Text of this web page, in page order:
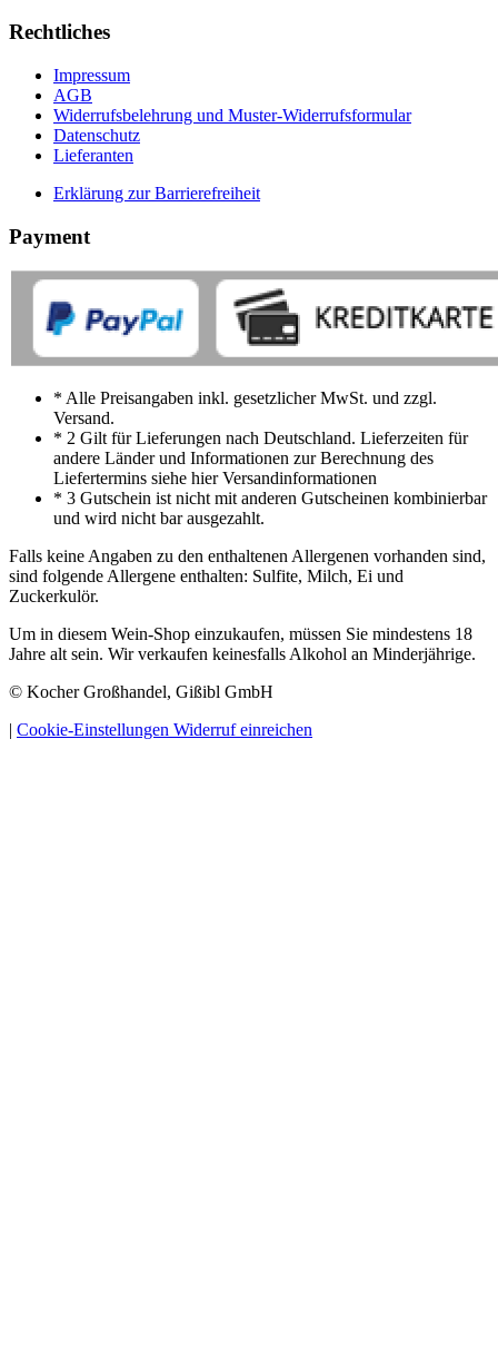
Rechtliches
Impressum
AGB
Widerrufsbelehrung und Muster-Widerrufsformular
Datenschutz
Lieferanten
Erklärung zur Barrierefreiheit
Payment
* Alle Preisangaben inkl. gesetzlicher MwSt. und zzgl.
Versand.
* 2 Gilt für Lieferungen nach Deutschland. Lieferzeiten für
andere Länder und Informationen zur Berechnung des
Liefertermins siehe hier Versandinformationen
* 3 Gutschein ist nicht mit anderen Gutscheinen kombinierbar
und wird nicht bar ausgezahlt.
Falls keine Angaben zu den enthaltenen Allergenen vorhanden sind,
sind folgende Allergene enthalten: Sulfite, Milch, Ei und
Zuckerkulör.
Um in diesem Wein-Shop einzukaufen, müssen Sie mindestens 18
Jahre alt sein. Wir verkaufen keinesfalls Alkohol an Minderjährige.
© Kocher Großhandel, Gißibl GmbH
| Cookie-Einstellungen Widerruf einreichen